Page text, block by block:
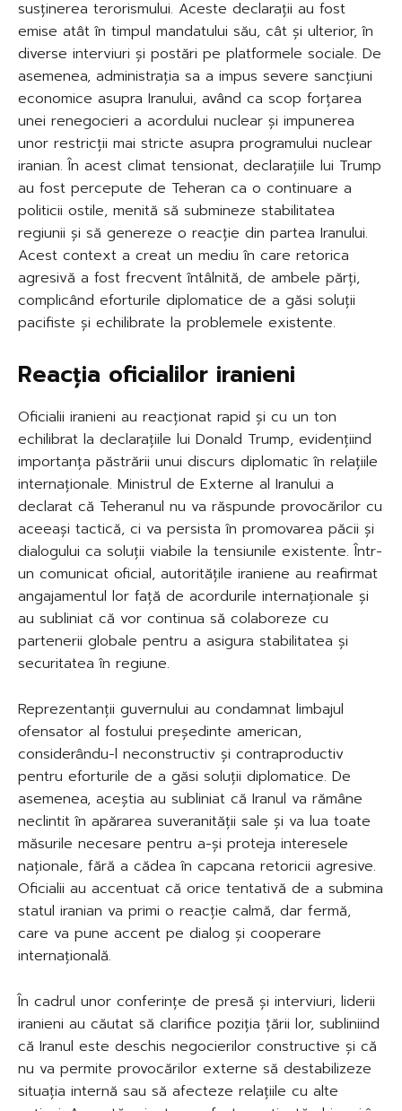
susținerea terorismului. Aceste declarații au fost
emise atât în timpul mandatului său, cât și ulterior, în
diverse interviuri și postări pe platformele sociale. De
asemenea, administrația sa a impus severe sancțiuni
economice asupra Iranului, având ca scop forțarea
unei renegocieri a acordului nuclear și impunerea
unor restricții mai stricte asupra programului nuclear
iranian. În acest climat tensionat, declarațiile lui Trump
au fost percepute de Teheran ca o continuare a
politicii ostile, menită să submineze stabilitatea
regiunii și să genereze o reacție din partea Iranului.
Acest context a creat un mediu în care retorica
agresivă a fost frecvent întâlnită, de ambele părți,
complicând eforturile diplomatice de a găsi soluții
pacifiste și echilibrate la problemele existente.
Reacția oficialilor iranieni
Oficialii iranieni au reacționat rapid și cu un ton
echilibrat la declarațiile lui Donald Trump, evidențiind
importanța păstrării unui discurs diplomatic în relațiile
internaționale. Ministrul de Externe al Iranului a
declarat că Teheranul nu va răspunde provocărilor cu
aceeași tactică, ci va persista în promovarea păcii și
dialogului ca soluții viabile la tensiunile existente. Într-
un comunicat oficial, autoritățile iraniene au reafirmat
angajamentul lor față de acordurile internaționale și
au subliniat că vor continua să colaboreze cu
partenerii globale pentru a asigura stabilitatea și
securitatea în regiune.
Reprezentanții guvernului au condamnat limbajul
ofensator al fostului președinte american,
considerându-l neconstructiv și contraproductiv
pentru eforturile de a găsi soluții diplomatice. De
asemenea, aceștia au subliniat că Iranul va rămâne
neclintit în apărarea suveranității sale și va lua toate
măsurile necesare pentru a-și proteja interesele
naționale, fără a cădea în capcana retoricii agresive.
Oficialii au accentuat că orice tentativă de a submina
statul iranian va primi o reacție calmă, dar fermă,
care va pune accent pe dialog și cooperare
internațională.
În cadrul unor conferințe de presă și interviuri, liderii
iranieni au căutat să clarifice poziția țării lor, subliniind
că Iranul este deschis negocierilor constructive și că
nu va permite provocărilor externe să destabilizeze
situația internă sau să afecteze relațiile cu alte